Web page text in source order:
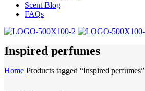
Scent Blog
FAQs
Inspired perfumes
Home Products tagged “Inspired perfumes”